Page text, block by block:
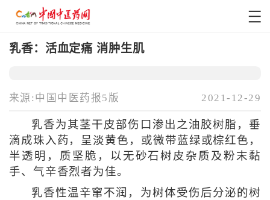
乳香：活血定痛 消肿生肌
来源:中国中医药报5版 2021-12-29
乳香为其茎干皮部伤口渗出之油胶树脂，垂
滴成珠入药，呈淡黄色，或微带蓝绿或棕红色，
半透明，质坚脆，以无砂石树皮杂质及粉末黏
手、气辛香烈者为佳。
乳香性温辛窜不润，为树体受伤后分泌的树